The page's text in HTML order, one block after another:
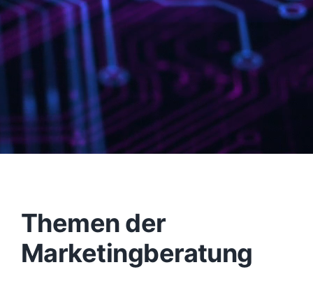
Themen der
Marketingberatung